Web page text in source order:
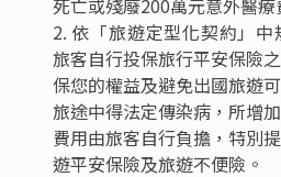
特別安
**因配合政府政策滾動式調整，
前，如有整團文化交流或自由行